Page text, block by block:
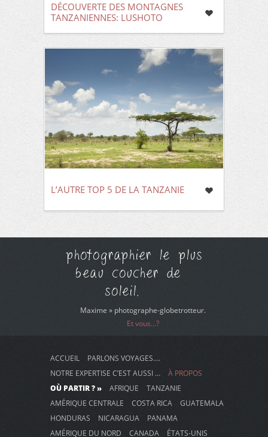
DÉCOUVERTE DES MONTAGNES
TANZANIENNES: LUSHOTO
L’AUTRE TOP 5 DE LA TANZANIE
photographier le plus
beau coucher de
soleil.
Maxime » photographe-globetrotteur.
Et vous...?
ACCUEIL
PARLONS VOYAGES….
NOTRE EXPERTISE C’EST AUSSI …
À PROPOS
OÙ PARTIR ? »
AFRIQUE
TANZANIE
AMÉRIQUE CENTRALE
COSTA RICA
GUATEMALA
HONDURAS
NICARAGUA
PANAMA
AMÉRIQUE DU NORD
CANADA ÉTATS-UNIS